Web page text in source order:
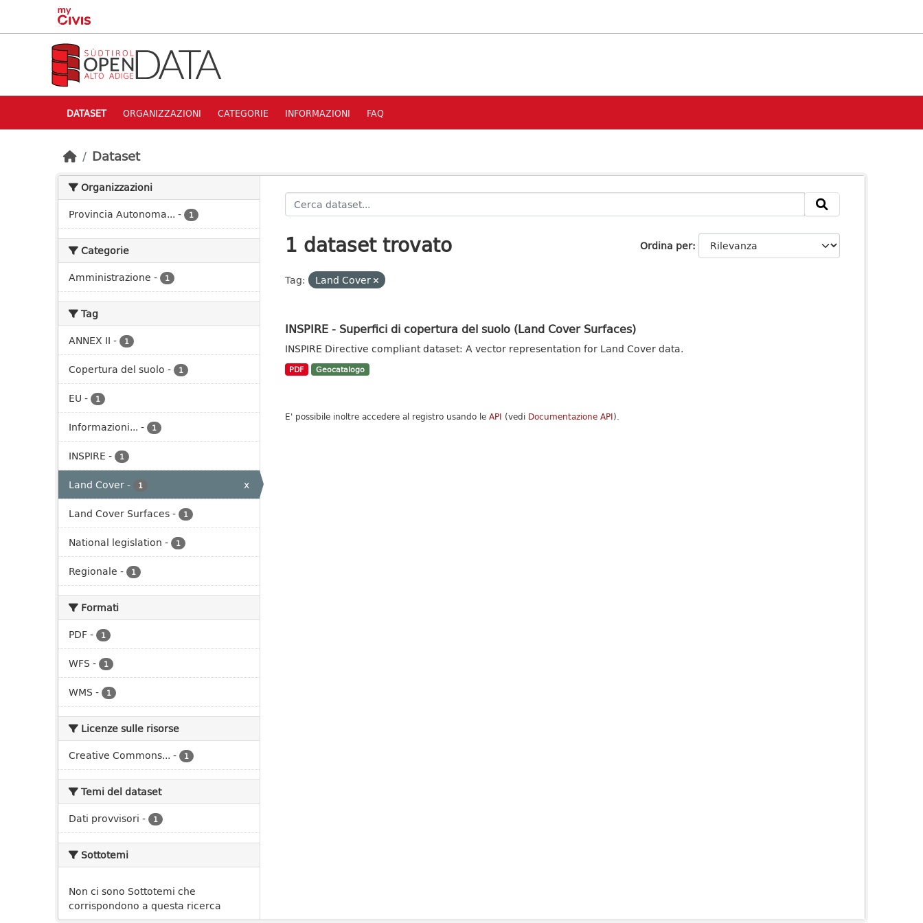
Skip to main content
DATASET ORGANIZZAZIONI CATEGORIE INFORMAZIONI FAQ
Dataset
Organizzazioni
Provincia Autonoma... - 1
Categorie
Amministrazione - 1
Tag
ANNEX II - 1
Copertura del suolo - 1
EU - 1
Informazioni... - 1
INSPIRE - 1
Land Cover- 1
x
Land Cover Surfaces- 1
National legislation - 1
Regionale - 1
Formati
PDF- 1
WFS - 1
WMS - 1
Licenze sulle risorse
Creative Commons... - 1
Temi del dataset
Dati provvisori - 1
Sottotemi
Non ci sono Sottotemi che
corrispondono a questa ricerca
Ordina per
1 dataset trovato
Tag: Land Cover
INSPIRE - Superfici di copertura del suolo (Land Cover Surfaces)
INSPIRE Directive compliant dataset: A vector representation for Land Cover data.
PDF Geocatalogo
E' possibile inoltre accedere al registro usando le API (vedi Documentazione API).